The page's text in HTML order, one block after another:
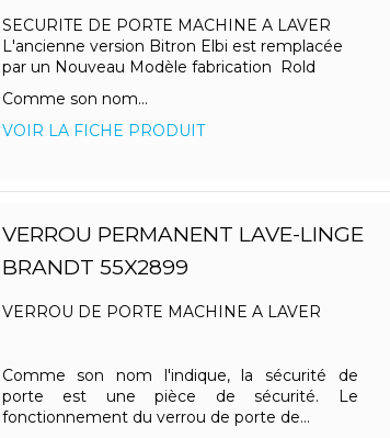
SECURITE DE PORTE MACHINE A LAVER
L'ancienne version Bitron Elbi est remplacée
par un Nouveau Modèle fabrication Rold
Comme son nom...
VOIR LA FICHE PRODUIT
VERROU PERMANENT LAVE-LINGE
BRANDT 55X2899
VERROU DE PORTE MACHINE A LAVER
Comme son nom l'indique, la sécurité de
porte est une pièce de sécurité. Le
fonctionnement du verrou de porte de...